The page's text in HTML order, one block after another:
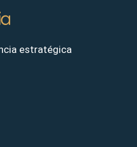
estratégica